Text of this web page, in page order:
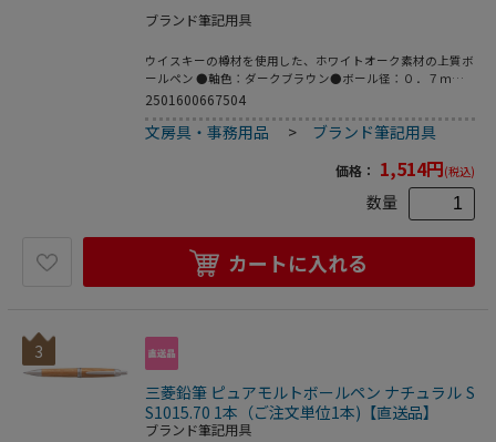
ブランド筆記用具
ウイスキーの樽材を使用した、ホワイトオーク素材の上質ボ
ールペン ●軸色：ダークブラウン●ボール径：０．７ｍｍ
●インク色：黒●機構：ノック式●軸材質：木（ウイスキー
熟成後の樽を再加工）、クリップ／鋼材●サイズ：軸径φ１
２．６×厚さ１６．０×全長１３７．２ｍｍ●重量：２８．
法適合●ＧＰＮエコ商品ねっと掲載
2501600667504
文房具・事務用品 > ブランド筆記用具
価格： 1,514円(税込)
数量
カートに入れる
3
三菱鉛筆 ピュアモルトボールペン ナチュラル S
S1015.70 1本（ご注文単位1本)【直送品】
ブランド筆記用具